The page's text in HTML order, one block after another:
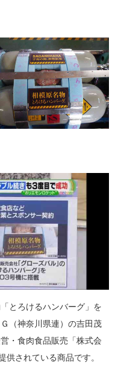
とろけるハンバーグ」を
（神奈川県連）の吉田茂
・食肉食品販売「株式会
供されている商品です。